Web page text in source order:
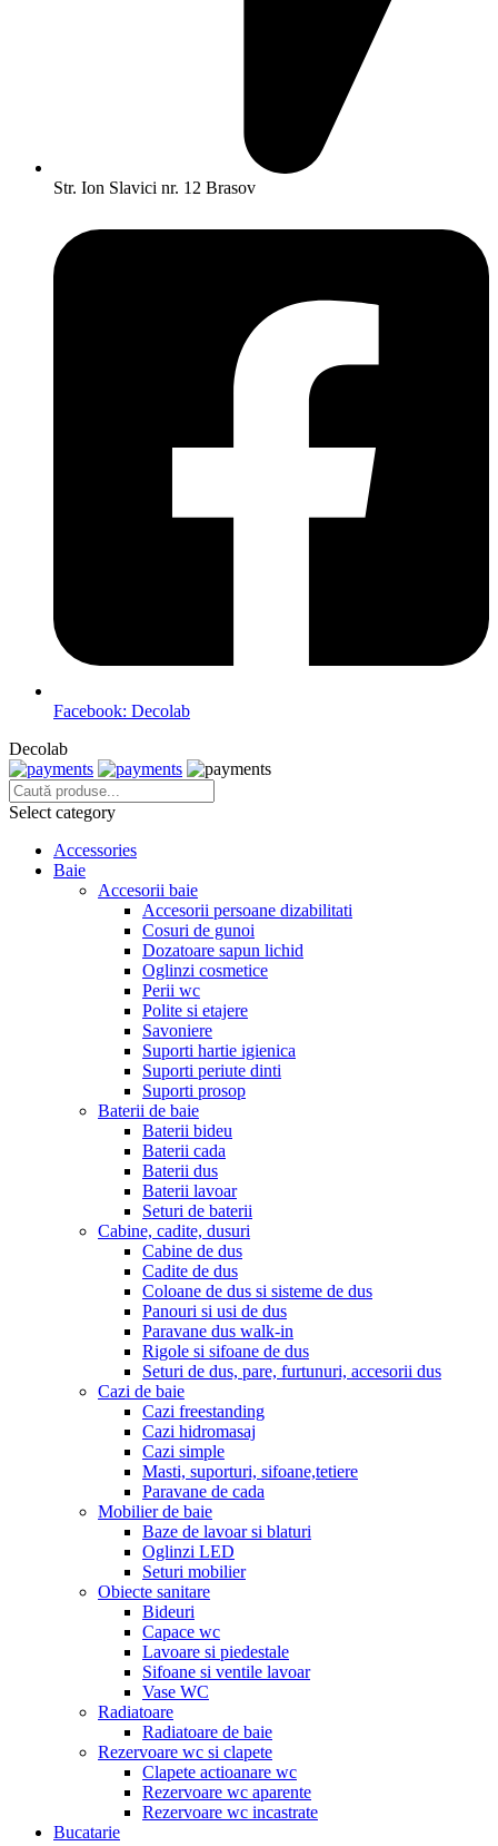
Str. Ion Slavici nr. 12 Brasov
Facebook: Decolab
Decolab
Select category
Accessories
Baie
Accesorii baie
Accesorii persoane dizabilitati
Cosuri de gunoi
Dozatoare sapun lichid
Oglinzi cosmetice
Perii wc
Polite si etajere
Savoniere
Suporti hartie igienica
Suporti periute dinti
Suporti prosop
Baterii de baie
Baterii bideu
Baterii cada
Baterii dus
Baterii lavoar
Seturi de baterii
Cabine, cadite, dusuri
Cabine de dus
Cadite de dus
Coloane de dus si sisteme de dus
Panouri si usi de dus
Paravane dus walk-in
Rigole si sifoane de dus
Seturi de dus, pare, furtunuri, accesorii dus
Cazi de baie
Cazi freestanding
Cazi hidromasaj
Cazi simple
Masti, suporturi, sifoane,tetiere
Paravane de cada
Mobilier de baie
Baze de lavoar si blaturi
Oglinzi LED
Seturi mobilier
Obiecte sanitare
Bideuri
Capace wc
Lavoare si piedestale
Sifoane si ventile lavoar
Vase WC
Radiatoare
Radiatoare de baie
Rezervoare wc si clapete
Clapete actioanare wc
Rezervoare wc aparente
Rezervoare wc incastrate
Bucatarie